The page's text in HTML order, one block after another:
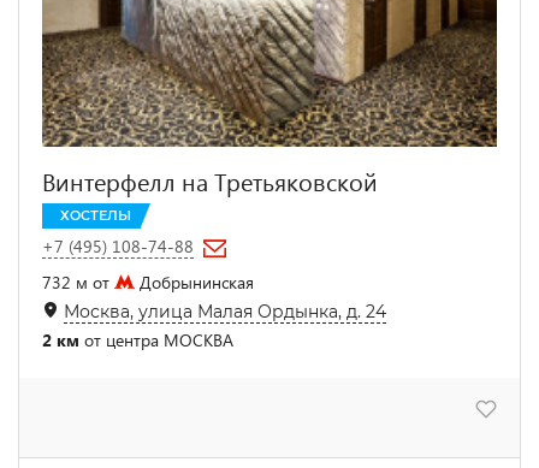
Винтерфелл на Третьяковской
ХОСТЕЛЫ
+7 (495) 108-74-88
732 м от
Добрынинская
Москва, улица Малая Ордынка, д. 24
2 км от центра МОСКВА